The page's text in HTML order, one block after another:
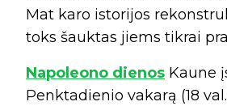
Mat karo istorijos
toks šauktas jiems tikrai
Napoleono dienos Kaune
Penktadienio vakarą (18